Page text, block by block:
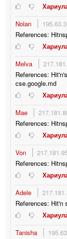
Nolan
References:
Melva
References:
cse.google.md
Mae
References:
Von
References:
Adele
References: Hit'n
Tanisha